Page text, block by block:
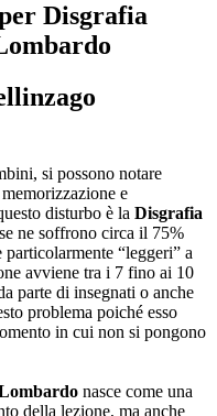
Disgrafia
si possono notare
e
disturbo è la Disgrafia
ne soffrono circa il 75%
“leggeri” a
avviene tra i 7 fino ai 10
parte di insegnati o anche
problema poiché esso
in cui non si pongono
nasce come una
della lezione, ma anche